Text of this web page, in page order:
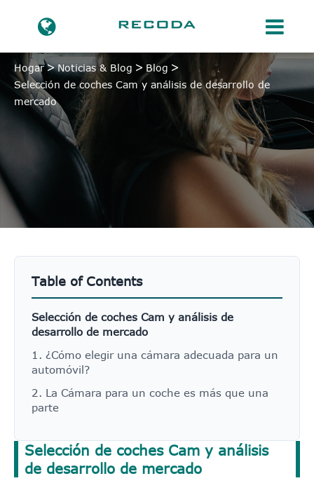
Hogar Noticias & Blog
Blog
Selección de coches Cam y análisis de desarrollo de
mercado
Selección de coches Cam y análisis
de desarrollo de mercado
Table of Contents
Selección de coches Cam y análisis de
desarrollo de mercado
1. ¿Cómo elegir una cámara adecuada para un
automóvil?
2. La Cámara para un coche es más que una
parte